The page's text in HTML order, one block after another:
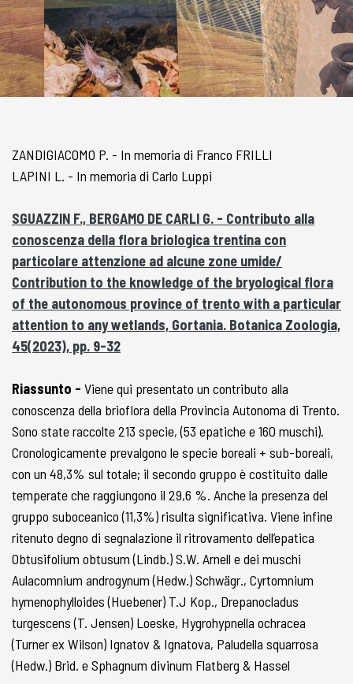
ZANDIGIACOMO P. - In memoria di Franco FRILLI
LAPINI L. - In memoria di Carlo Luppi
SGUAZZIN F., BERGAMO DE CARLI G. - Contributo alla
conoscenza della flora briologica trentina con
particolare attenzione ad alcune zone umide/
Contribution to the knowledge of the bryological flora
of the autonomous province of trento with a particular
attention to any wetlands, Gortania. Botanica Zoologia,
45(2023), pp. 9-32
Riassunto - Viene qui presentato un contributo alla
conoscenza della brioflora della Provincia Autonoma di Trento.
Sono state raccolte 213 specie, (53 epatiche e 160 muschi).
Cronologicamente prevalgono le specie boreali + sub-boreali,
con un 48,3% sul totale; il secondo gruppo è costituito dalle
temperate che raggiungono il 29,6 %. Anche la presenza del
gruppo suboceanico (11,3%) risulta significativa. Viene infine
ritenuto degno di segnalazione il ritrovamento dell’epatica
Obtusifolium obtusum (Lindb.) S.W. Arnell e dei muschi
Aulacomnium androgynum (Hedw.) Schwägr., Cyrtomnium
hymenophylloides (Huebener) T.J Kop., Drepanocladus
turgescens (T. Jensen) Loeske, Hygrohypnella ochracea
(Turner ex Wilson) Ignatov & Ignatova, Paludella squarrosa
(Hedw.) Brid. e Sphagnum divinum Flatberg & Hassel